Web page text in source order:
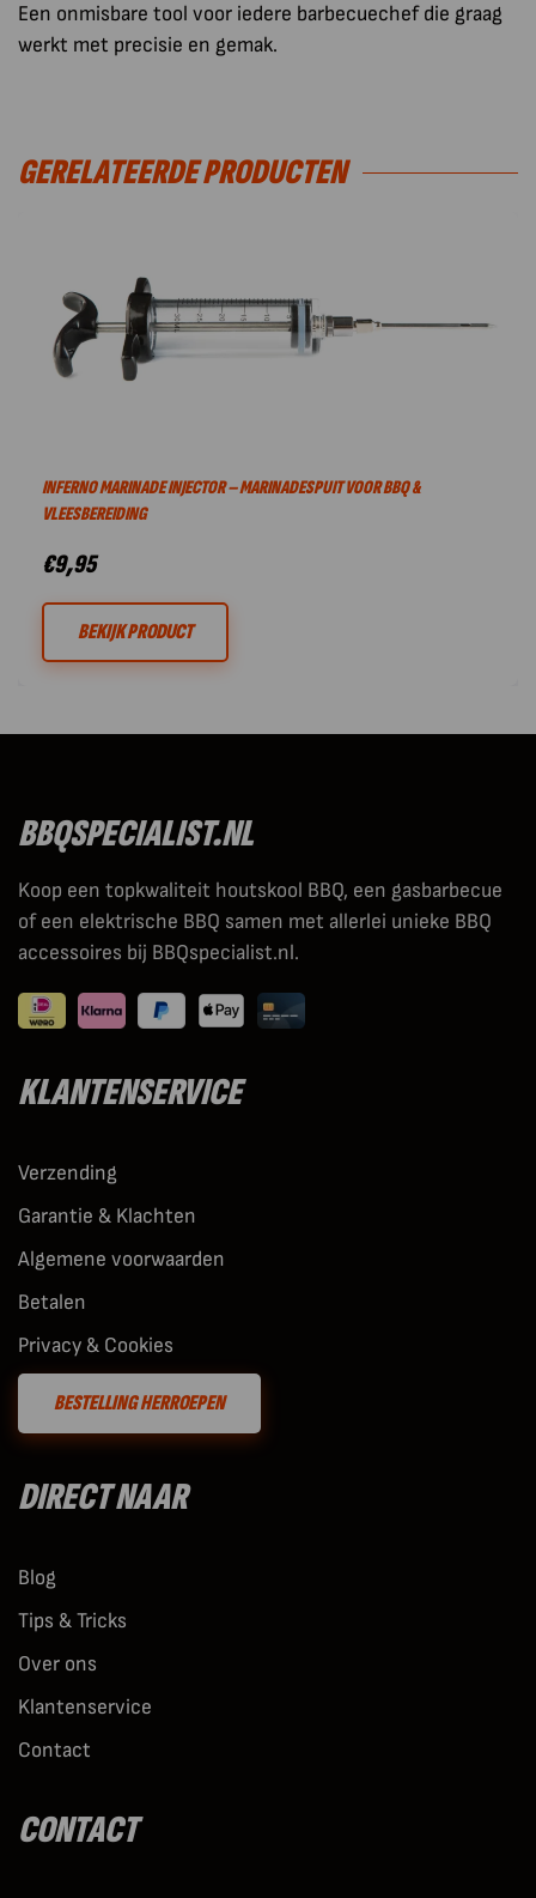
Een onmisbare tool voor iedere barbecuechef die graag
werkt met precisie en gemak.
GERELATEERDE PRODUCTEN
INFERNO MARINADE INJECTOR – MARINADESPUIT VOOR BBQ &
VLEESBEREIDING
€9,95
BEKIJK PRODUCT
BBQSPECIALIST.NL
Koop een topkwaliteit houtskool BBQ, een gasbarbecue
of een elektrische BBQ samen met allerlei unieke BBQ
accessoires bij BBQspecialist.nl.
KLANTENSERVICE
Verzending
Garantie & Klachten
Algemene voorwaarden
Betalen
Privacy & Cookies
BESTELLING HERROEPEN
DIRECT NAAR
Blog
Tips & Tricks
Over ons
Klantenservice
Contact
CONTACT